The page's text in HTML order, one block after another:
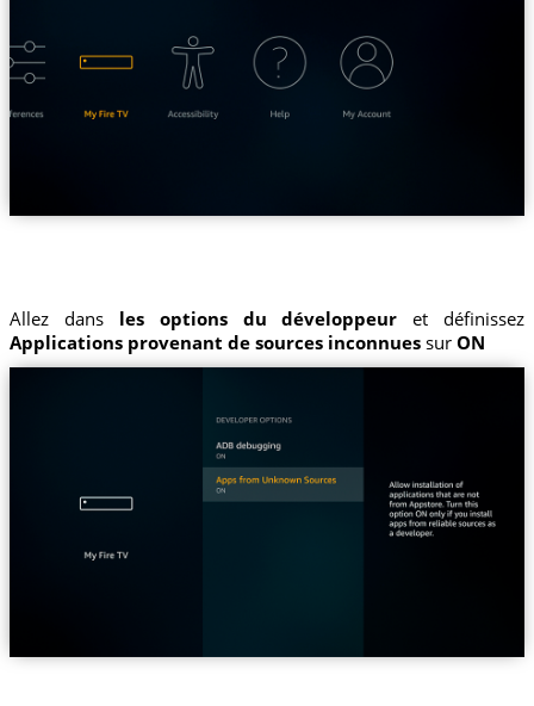
Allez dans les options du développeur et définissez
Applications provenant de sources inconnuessur ON